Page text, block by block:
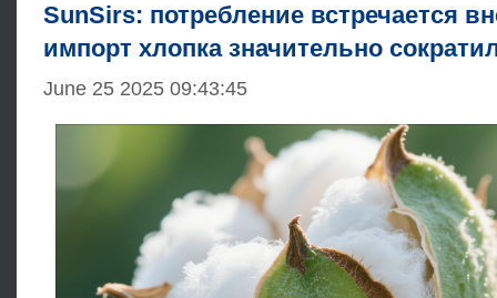
SunSirs: потребление встречается
импорт хлопка значительно
June 25 2025 09:43:45